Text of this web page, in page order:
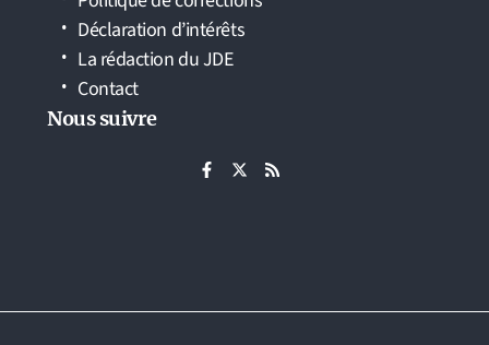
Déclaration d’intérêts
La rédaction du JDE
Contact
Nous suivre